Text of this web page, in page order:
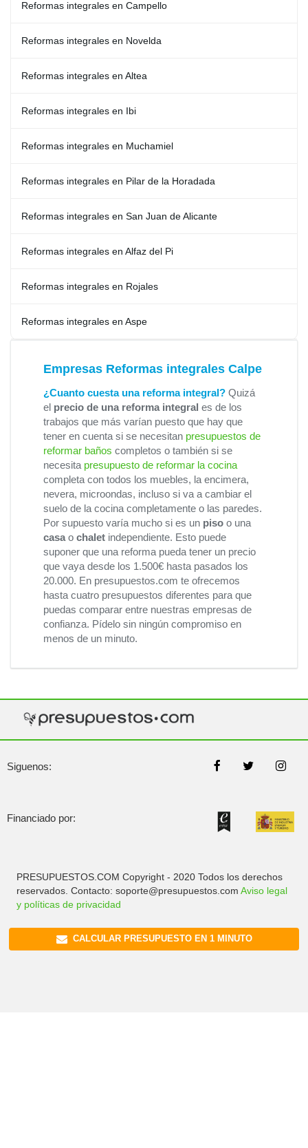
Reformas integrales en Campello
Reformas integrales en Novelda
Reformas integrales en Altea
Reformas integrales en Ibi
Reformas integrales en Muchamiel
Reformas integrales en Pilar de la Horadada
Reformas integrales en San Juan de Alicante
Reformas integrales en Alfaz del Pi
Reformas integrales en Rojales
Reformas integrales en Aspe
Empresas Reformas integrales Calpe
¿Cuanto cuesta una reforma integral? Quizá
el precio de una reforma integral es de los
trabajos que más varían puesto que hay que
tener en cuenta si se necesitan presupuestos de
reformar baños completos o también si se
necesita presupuesto de reformar la cocina
completa con todos los muebles, la encimera,
nevera, microondas, incluso si va a cambiar el
suelo de la cocina completamente o las paredes.
Por supuesto varía mucho si es un piso o una
casa o chalet independiente. Esto puede
suponer que una reforma pueda tener un precio
que vaya desde los 1.500€ hasta pasados los
20.000. En presupuestos.com te ofrecemos
hasta cuatro presupuestos diferentes para que
puedas comparar entre nuestras empresas de
confianza. Pídelo sin ningún compromiso en
menos de un minuto.
Siguenos:
Financiado por:
PRESUPUESTOS.COM Copyright - 2020 Todos los derechos
reservados. Contacto: soporte@presupuestos.com Aviso legal
y políticas de privacidad
CALCULAR PRESUPUESTO EN 1 MINUTO